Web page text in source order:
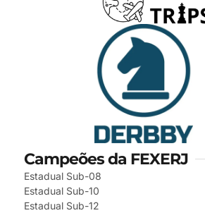
Campeões da FEXERJ
Estadual Sub-08
Estadual Sub-10
Estadual Sub-12